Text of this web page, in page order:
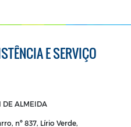
E SERVIÇO
DE ALMEIDA
nº 837, Lírio Verde,